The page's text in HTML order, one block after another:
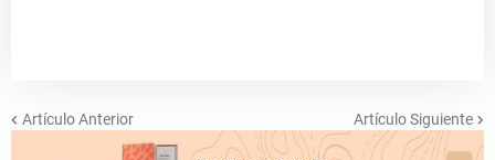
Artículo Anterior Artículo Siguiente